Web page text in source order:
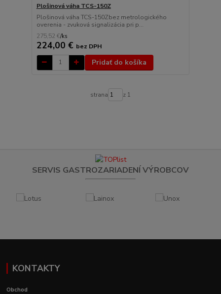
Plošinová váha TCS-150Z
Plošinová váha TCS-150Zbez metrologického
overenia - zvuková signalizácia pri p...
275,52 €/ks
224,00 € bez DPH
Pridať do košíka
strana z 1
SERVIS GASTROZARIADENÍ VÝROBCOV
KONTAKTY
Obchod